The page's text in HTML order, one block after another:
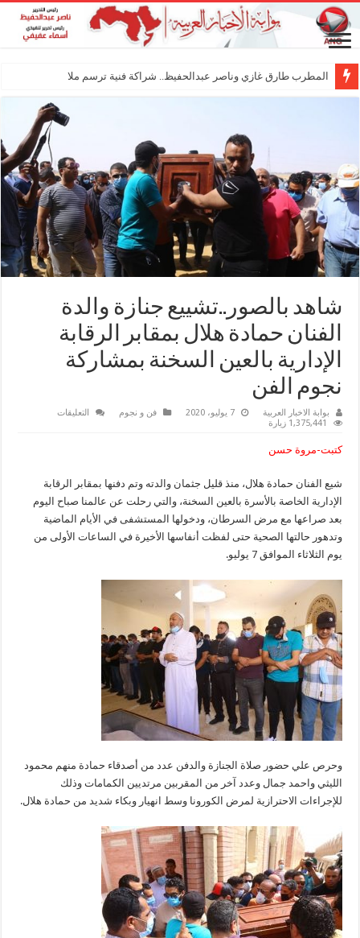
المطرب طارق غازي وناصر عبدالحفيظ.. شراكة فنية ترسم ملامح مستقبل الكليب
شاهد بالصور..تشييع جنازة والدة
الفنان حمادة هلال بمقابر الرقابة
الإدارية بالعين السخنة بمشاركة
نجوم الفن
بوابة الاخبار العربية 7 يوليو، 2020 فن و نجوم التعليقات
هلال
بمقابر
الرقابة
الإدارية
بالعين
السخنة
1,375,441 زيارة
كتبت-مروة حسن
شيع الفنان حمادة هلال، منذ قليل جثمان والدته وتم دفنها بمقابر الرقابة
الإدارية الخاصة بالأسرة بالعين السخنة، والتي رحلت عن عالمنا صباح اليوم
بعد صراعها مع مرض السرطان، ودخولها المستشفى في الأيام الماضية
وتدهور حالتها الصحية حتى لفظت أنفاسها الأخيرة في الساعات الأولى من
يوم الثلاثاء الموافق 7 يوليو.
وحرص علي حضور صلاة الجنازة والدفن عدد من أصدقاء حمادة منهم محمود
الليثي واحمد جمال وعدد آخر من المقربين مرتديين الكمامات وذلك
للإجراءات الاحترازية لمرض الكورونا وسط انهيار وبكاء شديد من حمادة هلال.